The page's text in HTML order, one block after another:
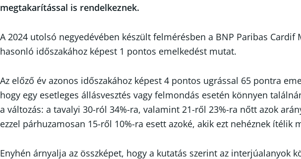
megtakarítással is rendelkeznek.
A 2024 utolsó negyedévében készült felmérésben a BNP Paribas
hasonló időszakához képest 1 pontos emelkedést mutat.
Az előző év azonos időszakához képest 4 pontos ugrással 65 pontra
hogy egy esetleges állásvesztés vagy felmondás esetén könnyen
a változás: a tavalyi 30-ról 34%-ra, valamint 21-ről 23%-ra nőtt azok
ezzel párhuzamosan 15-ről 10%-ra esett azoké, akik ezt nehéznek ítélik
Enyhén árnyalja az összképet, hogy a kutatás szerint az interjúalanyok